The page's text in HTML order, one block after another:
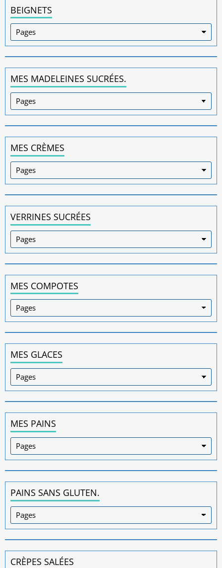
BEIGNETS
MES MADELEINES SUCRÉES.
MES CRÈMES
VERRINES SUCRÉES
MES COMPOTES
MES GLACES
MES PAINS
PAINS SANS GLUTEN.
CRÈPES SALÉES